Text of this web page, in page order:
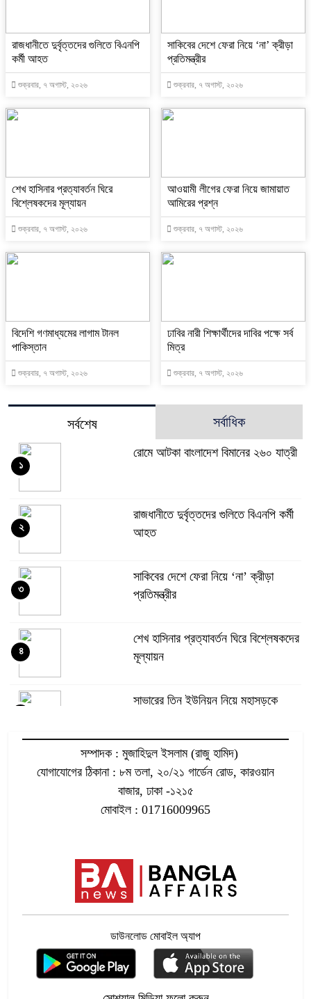
রাজধানীতে দুর্বৃত্তদের গুলিতে বিএনপি
কর্মী আহত
শুক্রবার, ৭ অগাস্ট, ২০২৬
সাকিবের দেশে ফেরা নিয়ে ‘না’ ক্রীড়া
প্রতিমন্ত্রীর
শুক্রবার, ৭ অগাস্ট, ২০২৬
শেখ হাসিনার প্রত্যাবর্তন ঘিরে
বিশ্লেষকদের মূল্যায়ন
শুক্রবার, ৭ অগাস্ট, ২০২৬
আওয়ামী লীগের ফেরা নিয়ে জামায়াত
আমিরের প্রশ্ন
শুক্রবার, ৭ অগাস্ট, ২০২৬
বিদেশি গণমাধ্যমের লাগাম টানল
পাকিস্তান
শুক্রবার, ৭ অগাস্ট, ২০২৬
ঢাবির নারী শিক্ষার্থীদের দাবির পক্ষে সর্ব
মিত্র
শুক্রবার, ৭ অগাস্ট, ২০২৬
সর্বশেষ সর্বাধিক
রোমে আটকা বাংলাদেশ বিমানের ২৬০ যাত্রী
১
রাজধানীতে দুর্বৃত্তদের গুলিতে বিএনপি কর্মী
আহত
২
সাকিবের দেশে ফেরা নিয়ে ‘না’ ক্রীড়া
প্রতিমন্ত্রীর
৩
শেখ হাসিনার প্রত্যাবর্তন ঘিরে বিশ্লেষকদের
মূল্যায়ন
৪
সাভারের তিন ইউনিয়ন নিয়ে মহাসড়কে
আওয়ামী লীগের ফেরা নিয়ে জামায়াত
আমিরের প্রশ্ন
ঢাবির নারী শিক্ষার্থীদের দাবির পক্ষে সর্ব মিত্র
সৌদিতে ৩ বাংলাদেশি অপহৃত, মুক্তিপণ
সম্পাদক : মুজাহিদুল ইসলাম (রাজু হামিদ)
যোগাযোগের ঠিকানা : ৮ম তলা, ২০/২১ গার্ডেন রোড, কারওয়ান
বাজার, ঢাকা -১২১৫
মোবাইল : 01716009965
ডাউনলোড মোবাইল অ্যাপ